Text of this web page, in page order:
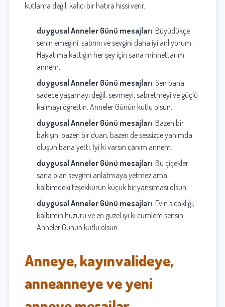
kutlama değil, kalıcı bir hatıra hissi verir.
duygusal Anneler Günü mesajları: Büyüdükçe
senin emeğini, sabrını ve sevgini daha iyi anlıyorum.
Hayatıma kattığın her şey için sana minnettarım
annem.
duygusal Anneler Günü mesajları: Sen bana
sadece yaşamayı değil, sevmeyi, sabretmeyi ve güçlü
kalmayı öğrettin. Anneler Günün kutlu olsun.
duygusal Anneler Günü mesajları: Bazen bir
bakışın, bazen bir duan, bazen de sessizce yanımda
oluşun bana yetti. İyi ki varsın canım annem.
duygusal Anneler Günü mesajları: Bu çiçekler
sana olan sevgimi anlatmaya yetmez ama
kalbimdeki teşekkürün küçük bir yansıması olsun.
duygusal Anneler Günü mesajları: Evin sıcaklığı,
kalbimin huzuru ve en güzel iyi ki cümlem sensin.
Anneler Günün kutlu olsun.
Anneye, kayınvalideye,
anneanneye ve yeni